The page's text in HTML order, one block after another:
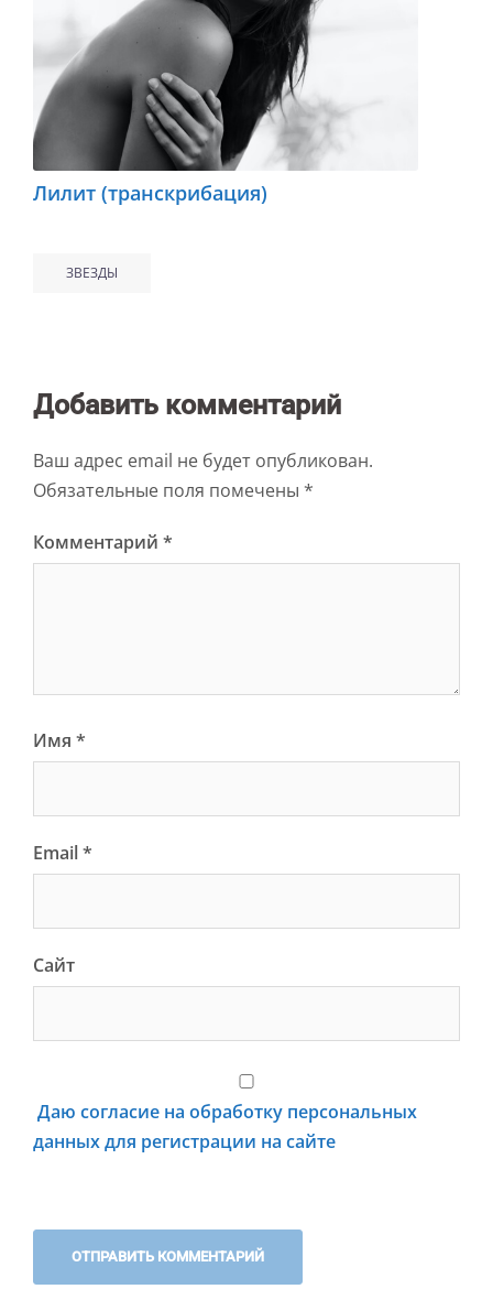
Лилит (транскрибация)
ЗВЕЗДЫ
Добавить комментарий
Ваш адрес email не будет опубликован.
Обязательные поля помечены *
Комментарий *
Имя *
Email*
Сайт
Даю согласие на обработку персональных
данных для регистрации на сайте